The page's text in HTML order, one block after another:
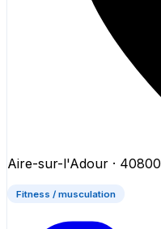
Aire-sur-l'Adour · 40800
Fitness / musculation